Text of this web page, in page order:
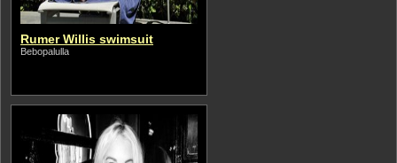
Rumer Willis swimsuit
Bebopalulla